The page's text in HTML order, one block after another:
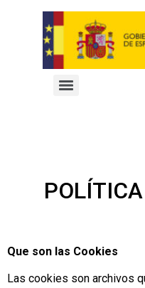
Que son las Cookies
Las cookies son archivos